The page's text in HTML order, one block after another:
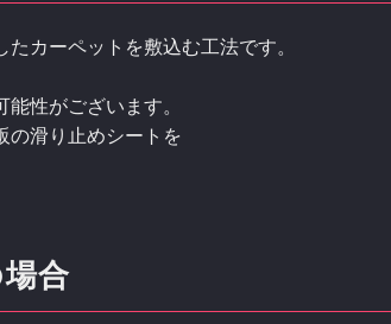
カーペットを敷込む工法です。
性がございます。
の滑り止めシートを
合